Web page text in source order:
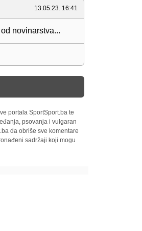
13.05.23. 16:41
novinarstva...
portala SportSport.ba te
psovanja i vulgaran
da obriše sve komentare
sadržaji koji mogu